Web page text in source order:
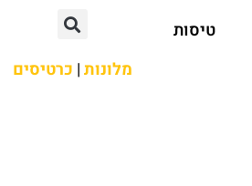
טיסות
מלונות| כרטיסים